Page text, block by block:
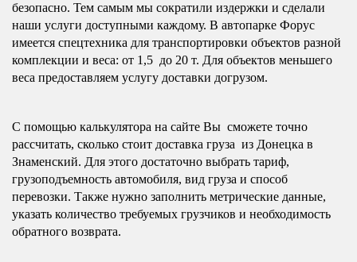
безопасно. Тем самым мы сократили издержки и сделали
наши услуги доступными каждому. В автопарке Форус
имеется спецтехника для транспортировки объектов разной
комплекции и веса: от 1,5 до 20 т. Для объектов меньшего
веса предоставляем услугу доставки догрузом.
С помощью калькулятора на сайте Вы сможете точно
рассчитать, сколько стоит доставка груза из Донецка в
Знаменский. Для этого достаточно выбрать тариф,
грузоподъемность автомобиля, вид груза и способ
перевозки. Также нужно заполнить метрические данные,
указать количество требуемых грузчиков и необходимость
обратного возврата.